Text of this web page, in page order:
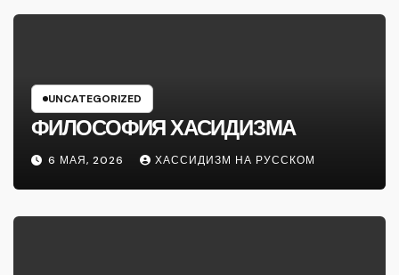
UNCATEGORIZED
ФИЛОСОФИЯ ХАСИДИЗМА
6 МАЯ, 2026 ХАССИДИЗМ НА РУССКОМ